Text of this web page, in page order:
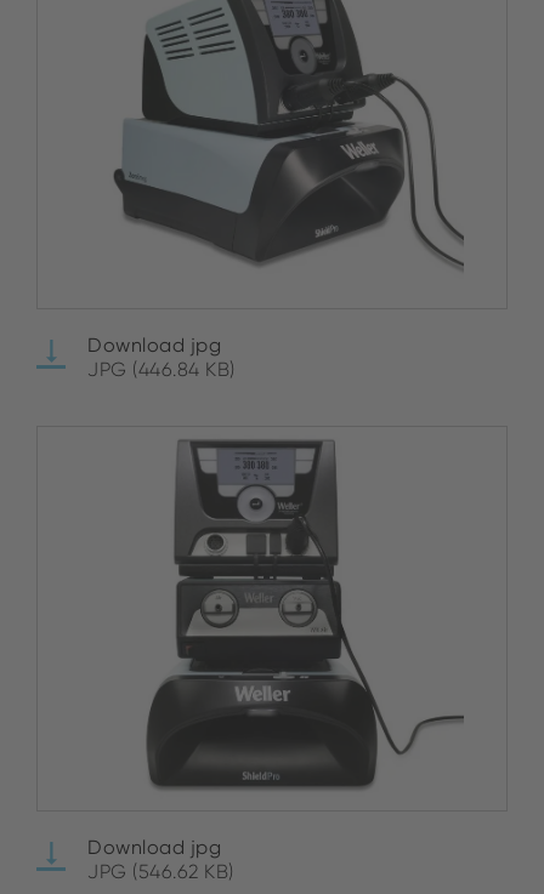
Download jpg
JPG (446.84 KB)
Download jpg
JPG (546.62 KB)